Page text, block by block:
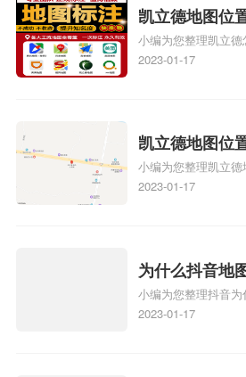
门指路人地图标注服
怎么弄相关地图标注
正文！
凯立德地图位
自己的指路人
心名？凯立德
小编为您整理凯立
啊、手机凯立德地图
地图标注服务中心铺
识，详情可查看下方
2023-01-17
凯立德地图位
注？凯立德地
标注？
小编为您整理凯立
标注怎么做啊、凯立
相关地图标注知识，
2023-01-17
为什么抖音地
到了？抖音为
定位了？
小编为您整理抖音
地图标注服务中心铺
2023-01-17